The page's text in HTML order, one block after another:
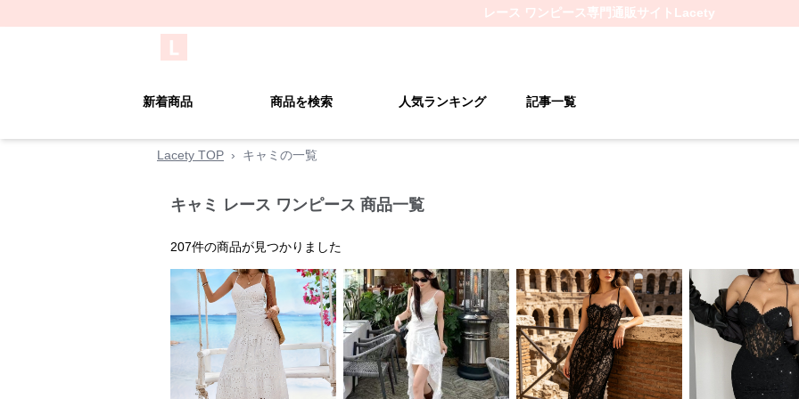
レース ワンピース専門通販サイト Lacety
新着商品 商品を検索 人気ランキング 記事一覧
Lacety TOP › キャミの一覧
キャミ レース ワンピース 商品一覧
207件の商品が見つかりました